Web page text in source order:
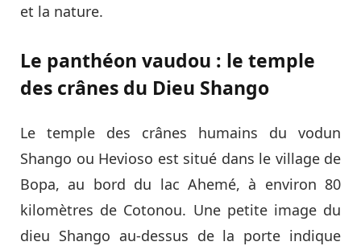
et la nature.
Le panthéon vaudou : le temple
des crânes du Dieu Shango
Le temple des crânes humains du vodun
Shango ou Hevioso est situé dans le village de
Bopa, au bord du lac Ahemé, à environ 80
kilomètres de Cotonou. Une petite image du
dieu Shango au-dessus de la porte indique